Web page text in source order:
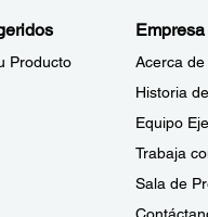
Producto
Empresa
Acerca
Historia
Equipo
Trabaja
Sala de